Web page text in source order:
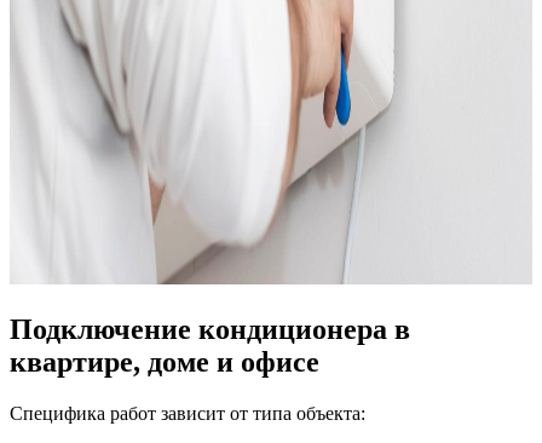
Подключение кондиционера в
квартире, доме и офисе
Специфика работ зависит от типа объекта: